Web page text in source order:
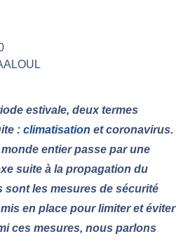
estivale, deux termes
: climatisation et coronavirus.
entier passe par une
suite à la propagation du
sont les mesures de sécurité
en place pour limiter et éviter
ces mesures, nous parlons